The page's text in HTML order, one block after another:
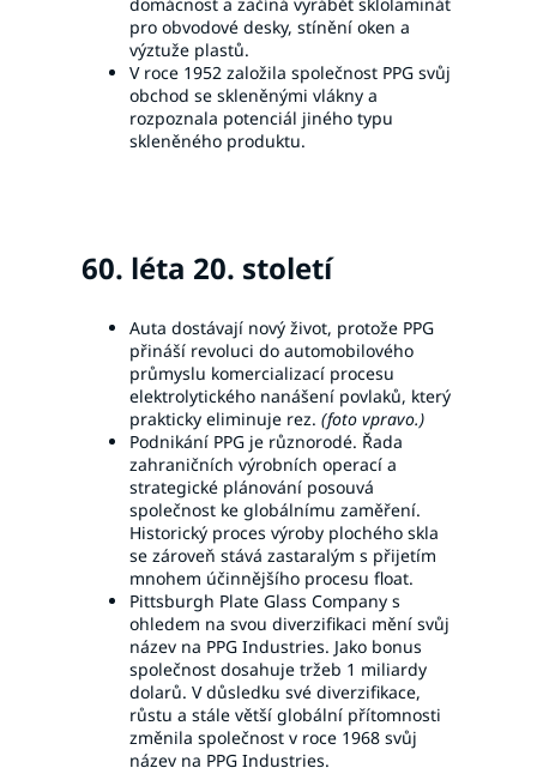
domácnost a začíná vyrábět sklolaminát
pro obvodové desky, stínění oken a
výztuže plastů.
V roce 1952 založila společnost PPG svůj
obchod se skleněnými vlákny a
rozpoznala potenciál jiného typu
skleněného produktu.
60. léta 20. století
Auta dostávají nový život, protože PPG
přináší revoluci do automobilového
průmyslu komercializací procesu
elektrolytického nanášení povlaků, který
prakticky eliminuje rez. (foto vpravo.)
Podnikání PPG je různorodé. Řada
zahraničních výrobních operací a
strategické plánování posouvá
společnost ke globálnímu zaměření.
Historický proces výroby plochého skla
se zároveň stává zastaralým s přijetím
mnohem účinnějšího procesu float.
Pittsburgh Plate Glass Company s
ohledem na svou diverzifikaci mění svůj
název na PPG Industries. Jako bonus
společnost dosahuje tržeb 1 miliardy
dolarů. V důsledku své diverzifikace,
růstu a stále větší globální přítomnosti
změnila společnost v roce 1968 svůj
název na PPG Industries.